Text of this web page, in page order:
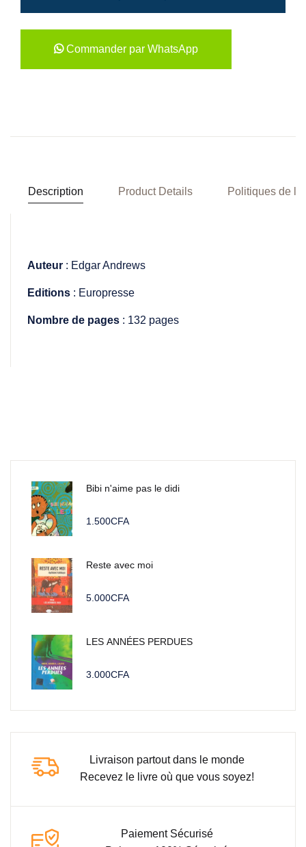
Commander par WhatsApp
Description Product Details Politiques de la
Auteur : Edgar Andrews
Editions : Europresse
Nombre de pages : 132 pages
Bibi n'aime pas le didi
1.500CFA
Reste avec moi
5.000CFA
LES ANNÉES PERDUES
3.000CFA
Livraison partout dans le monde
Recevez le livre où que vous soyez!
Paiement Sécurisé